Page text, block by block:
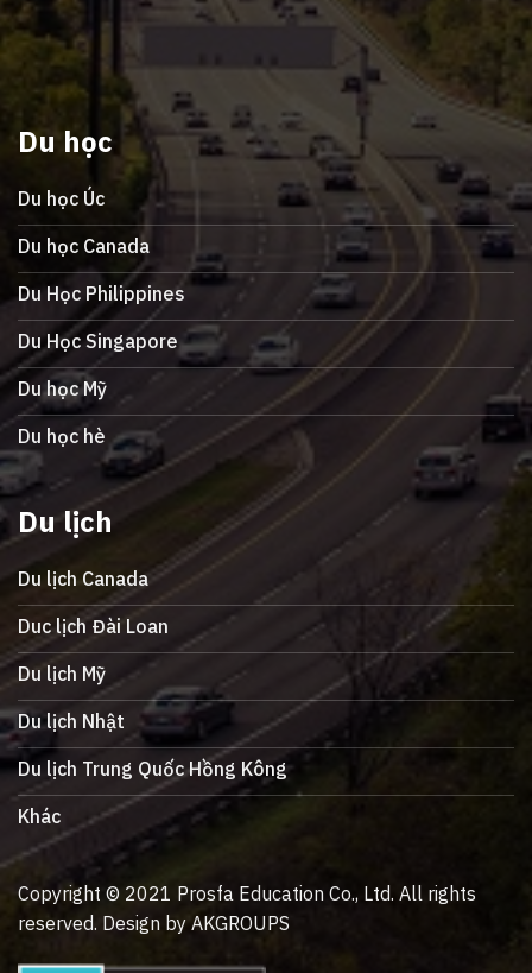
Du học
Du học Úc
Du học Canada
Du Học Philippines
Du Học Singapore
Du học Mỹ
Du học hè
Du lịch
Du lịch Canada
Duc lịch Đài Loan
Du lịch Mỹ
Du lịch Nhật
Du lịch Trung Quốc Hồng Kông
Khác
Copyright © 2021 Prosfa Education Co., Ltd. All rights
reserved. Design by AKGROUPS